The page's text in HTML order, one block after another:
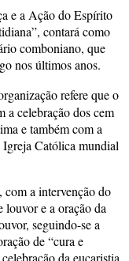
e a Ação do Espírito
contará como
comboniano, que
nos últimos anos.
refere que o
a celebração dos cem
e também com a
Igreja Católica mundial
com a intervenção do
louvor e a oração da
seguindo-se a
de “cura e
da eucaristia.